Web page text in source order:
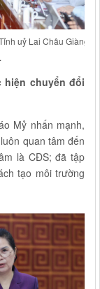
uỷ Lai Châu Giàng
hiện chuyển đổi
Mỷ nhấn mạnh,
quan tâm đến
là CĐS; đã tập
tạo môi trường